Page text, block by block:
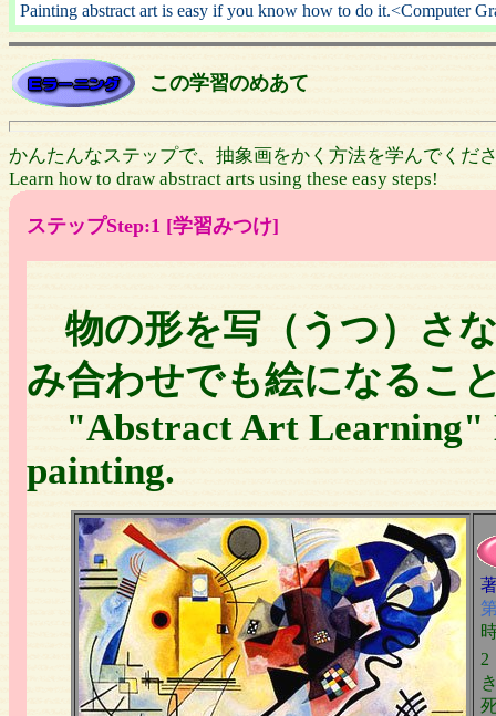
Painting abstract art is easy if you know how to do it.<Computer
この学習のめあて
かんたんなステップで、抽象画をかく方法を学んでくだ
Learn how to draw abstract arts using these easy steps!
ステップStep:1 [学習みつけ]
物の形を写（うつ）さ
み合わせでも絵になるこ
"Abstract Art Learning"
painting.
2